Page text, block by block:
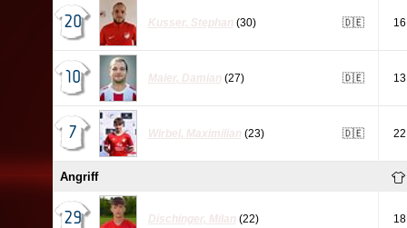
20 Kusser, Stephan (30) 🇩🇪 16
10 Maier, Damian (27) 🇩🇪 13
7 Wirbel, Maximilian (23) 🇩🇪 22
Angriff
29 Dischinger, Milan (22) 18